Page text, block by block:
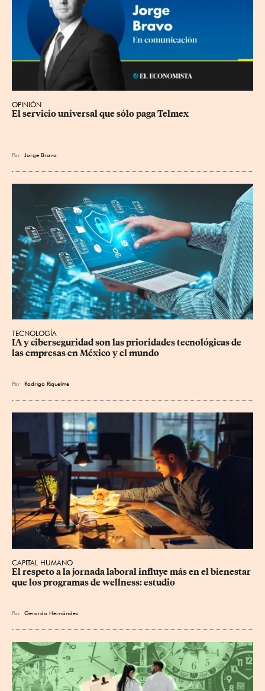
OPINIÓN
El servicio universal que sólo paga Telmex
Por Jorge Bravo
TECNOLOGÍA
IA y ciberseguridad son las prioridades tecnológicas de
las empresas en México y el mundo
Por Rodrigo Riquelme
CAPITAL HUMANO
El respeto a la jornada laboral influye más en el bienestar
que los programas de wellness: estudio
Por Gerardo Hernández